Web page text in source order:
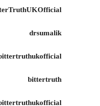
drsumalik
bittertruth